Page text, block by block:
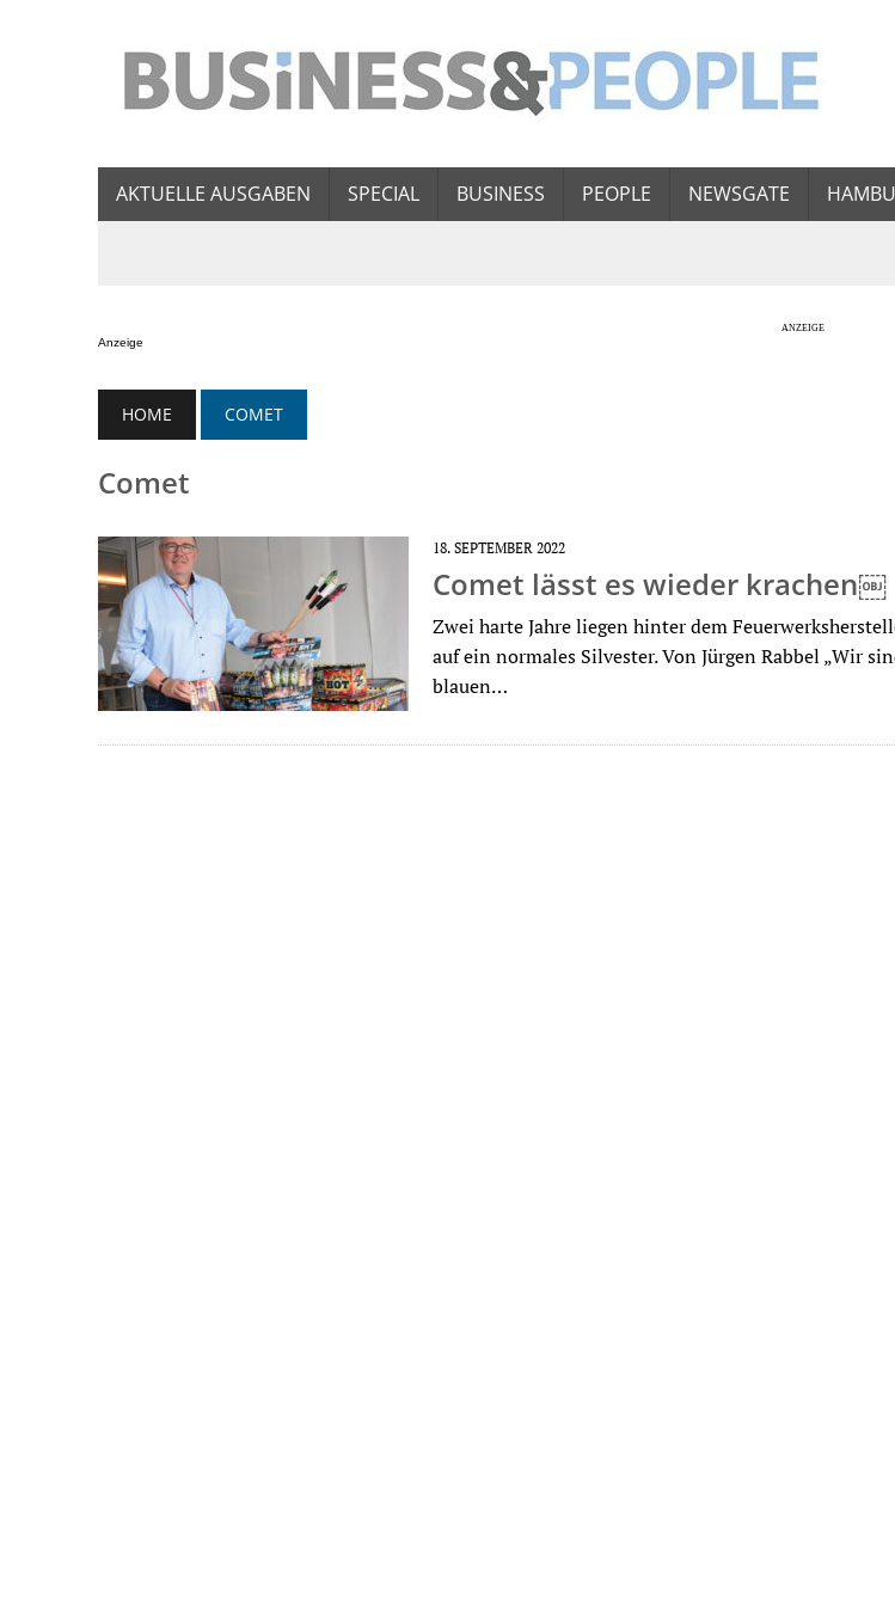
AKTUELLE AUSGABEN SPECIAL BUSINESS PEOPLE NEWSGATE
Anzeige
HOME COMET
Comet
18. SEPTEMBER 2022
Comet lässt es wieder krachen￼
Zwei harte Jahre liegen hinter dem
auf ein normales Silvester. Von Jürgen Rabbel „Wir
blauen…